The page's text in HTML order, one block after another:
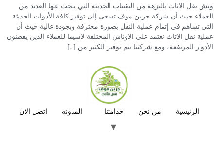
ونش نقل الاثاث بالنزهة من التقنيات الحديثة التي يبحث عنها العديد من
العملاء حيث أن شركة جرين موف تسعى إلى توفير كافة الأدوات الحديثة
التي تساهم في إتمام عملية النقل بصورة محترفة وبجودة عالية حيث أن
عملية نقل الاثاث تعتمد على الاوناش المختلفة لاسيما للعملاء الذين يقطنون
الأدوار المرتفعة، ومع شركتنا يتم توفير الكثير من […]
الرئيسية من نحن خدامتنا المدونه اتصل الان